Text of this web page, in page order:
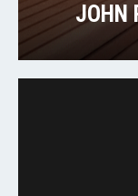
JOHN